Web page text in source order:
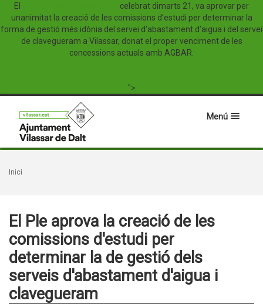
El
celebrat dimarts 21, va aprovar per
unanimitat la creació de les comissions d’estudi per determinar la
forma de gestió més idònia del servei d’abastament d’aigua i del servei
de clavegueram a Vilassar, donat el proper venciment de les
concessions actuals amb AGBAR.
">
Menú
Inici
El Ple aprova la creació de les
comissions d'estudi per
determinar la de gestió dels
serveis d'abastament d'aigua i
clavegueram